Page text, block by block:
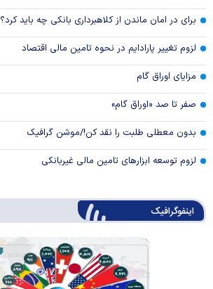
برای در امان ماندن از کلاهبرداری بانکی چه باید کرد؟
لزوم تغییر پارادایم در نحوه تامین مالی اقتصاد
مزایای اوراق گام
صفر تا صد «اوراق گام»
بدون معطلی طلبت را نقد کن!/موشن گرافیک
لزوم توسعه ابزارهای تامین مالی غیربانکی
اینفوگرافیک